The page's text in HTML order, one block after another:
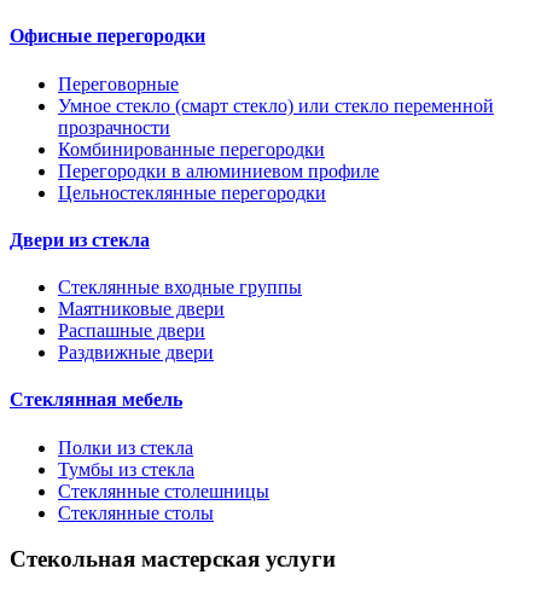
Офисные перегородки
Переговорные
Умное стекло (смарт стекло) или стекло переменной
прозрачности
Комбинированные перегородки
Перегородки в алюминиевом профиле
Цельностеклянные перегородки
Двери из стекла
Стеклянные входные группы
Маятниковые двери
Распашные двери
Раздвижные двери
Стеклянная мебель
Полки из стекла
Тумбы из стекла
Стеклянные столешницы
Стеклянные столы
Стекольная мастерская услуги